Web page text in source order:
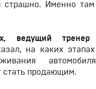
страшно. Именно там
ведущий тренер
на каких
стать продающим.